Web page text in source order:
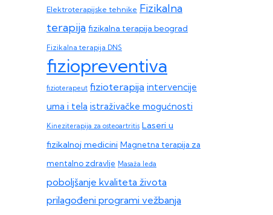
Elektroterapijske tehnike Fizikalna
terapija fizikalna terapija beograd
Fizikalna terapija DNS
fiziopreventiva
fizioterapeut fizioterapija intervencije
uma i tela istraživačke mogućnosti
Kineziterapija za osteoartritis Laseri u
fizikalnoj medicini Magnetna terapija za
mentalno zdravlje Masaža leđa
poboljšanje kvaliteta života
prilagođeni programi vežbanja